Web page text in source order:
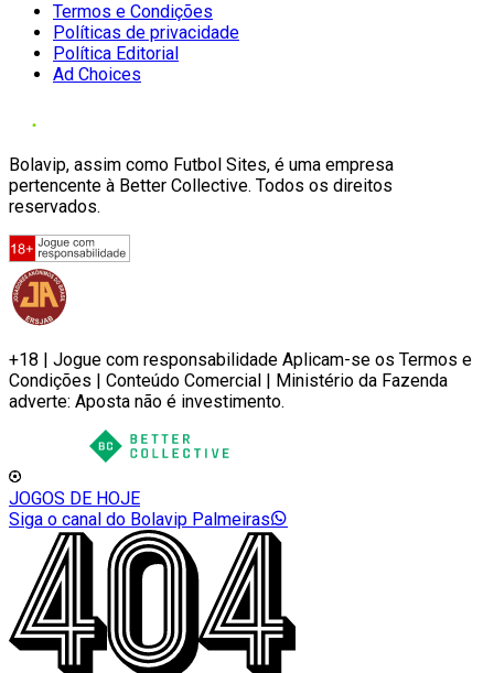
Termos e Condições
Políticas de privacidade
Política Editorial
Ad Choices
Bolavip, assim como Futbol Sites, é uma empresa
pertencente à Better Collective. Todos os direitos
reservados.
+18 | Jogue com responsabilidade Aplicam-se os Termos e
Condições | Conteúdo Comercial | Ministério da Fazenda
adverte: Aposta não é investimento.
JOGOS DE HOJE
Siga o canal do Bolavip Palmeiras